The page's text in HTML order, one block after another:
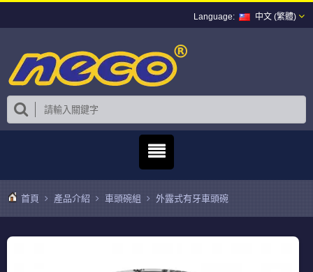
中文 (繁體)
首頁 產品介紹 車頭碗組 外露式有牙車頭碗